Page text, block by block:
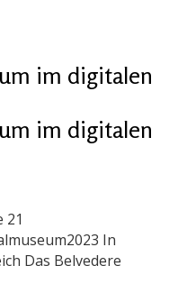
im digitalen
im digitalen
21
In
Das Belvedere